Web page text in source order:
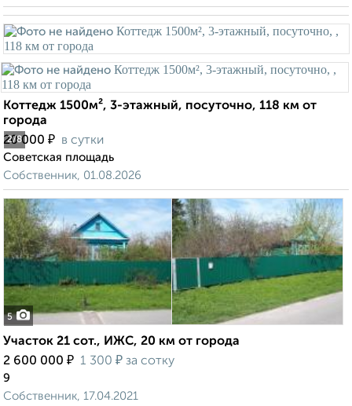
2/8
Коттедж 1500м², 3-этажный, посуточно, 118 км от
города
20 000 ₽ в сутки
Советская площадь
Собственник, 01.08.2026
5
Участок 21 сот., ИЖС, 20 км от города
2 600 000 ₽ 1 300 ₽ за сотку
9
Собственник, 17.04.2021